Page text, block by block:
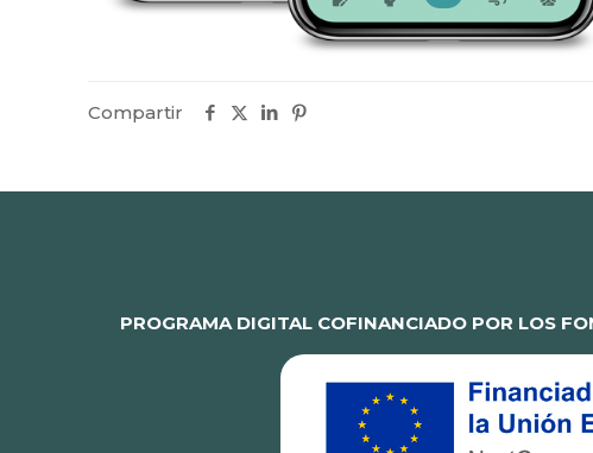
Compartir
PROGRAMA DIGITAL COFINANCIADO POR LOS